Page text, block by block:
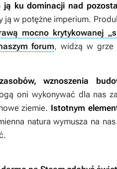
ku dominacji nad
ją w potężne imperium.
mocno krytykowanej
forum, widzą w grze
wznoszenia
oni wykonywać dla nas
ziemie. Istotnym
natura wymusza na